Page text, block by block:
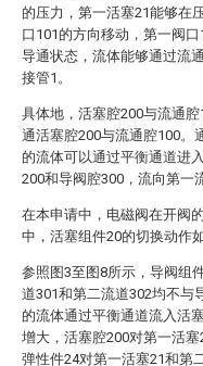
的压力，第一活塞21能够在
口101的方向移动，第一阀
导通状态，流体能够通过流
接管1。
具体地，活塞腔200与流通
通活塞腔200与流通腔100。
的流体可以通过平衡通道进
200和导阀腔300，流向第一
在本申请中，电磁阀在开阀
中，活塞组件20的切换动作
参照图3至图8所示，导阀组
道301和第二流道302均不与
的流体通过平衡通道流入活
增大，活塞腔200对第一活
弹性件24对第一活塞21和第